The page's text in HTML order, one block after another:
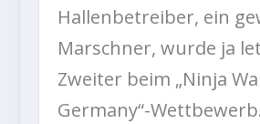
Hallenbetreiber, ein
Marschner, wurde ja
Zweiter beim „Ninja
Germany“-